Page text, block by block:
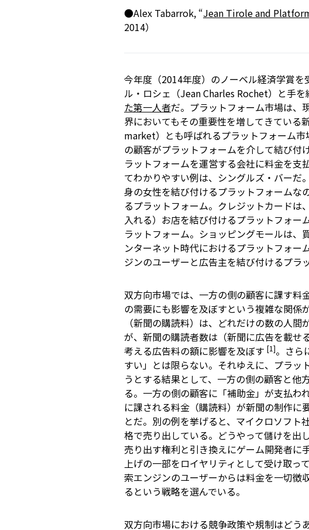
●Alex Tabarrok, “Jean Tirole and
2014）
今年度（2014年度）のノーベル経済学賞
ル・ロシェ（Jean Charles Rochet）と手を
た第一人者だ。プラットフォーム市場は、
界においてもその重要性を増してきてい
market）とも呼ばれるプラットフォーム
の顧客がプラットフォームを介して結び付
ラットフォームを運営する会社に料金を支
てわかりやすい例は、シングルズ・バーだ
身の女性を結び付けるプラットフォームな
るプラットフォーム。クレジットカード
入れる）お店を結び付けるプラットフォ
ラットフォーム。ショッピングモールは、
ンターネット時代におけるプラットフォ
ジンのユーザーと広告主を結び付けるプラ
双方向市場では、一方の側の顧客に課す料
の需要にも影響を及ぼすという複雑な関係
（新聞の購読料）は、どれだけの数の人間
が、新聞の購読者数は（新聞に広告を載せ
考える広告料の額に影響を及ぼす [1]。さら
すい」とは限らない。それゆえに、プラッ
うとする結果として、一方の側の顧客と
る。一方の側の顧客に「補助金」が支払わ
に課される料金（購読料）が新聞の制作に
とだ。別の例を挙げると、マイクロソフ
格で売り出している。どうやって儲けを出
売り出す権利と引き換えにゲーム開発者に
上げの一部をロイヤリティとして受け取っ
索エンジンのユーザーからは料金を一切徴
るという戦略を選んでいる。
双方向市場における競争政策や規制はどう